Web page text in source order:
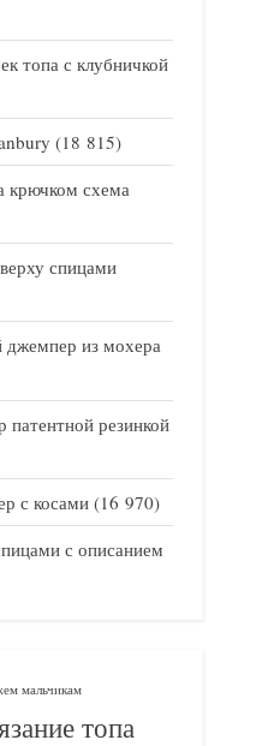
топа с клубничкой
(18 815)
крючком схема
спицами
из мохера
резинкой
с косами (16 970)
с описанием
мальчикам
топа